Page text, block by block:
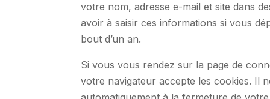
votre nom, adresse e-mail et site dans
avoir à saisir ces informations si vous
bout d’un an.
Si vous vous rendez sur la page de
votre navigateur accepte les cookies. Il